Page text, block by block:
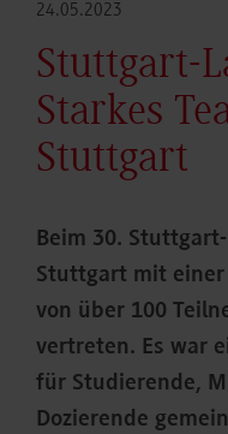
24.05.2023
Stuttgart-
Starkes
Stuttgart
Beim 30.
Stuttgart mit
von über 100
vertreten. Es war
für Studierende,
Dozierende